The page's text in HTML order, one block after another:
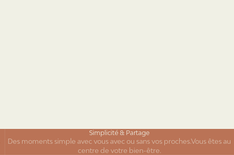
Simplicité & Partage
Des moments simple avec vous avec ou sans vos proches.Vous êtes au
centre de votre bien-être.